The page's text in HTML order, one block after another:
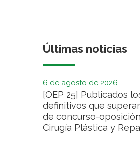
Últimas noticias
6 de agosto de 2026
[OEP 25] Publicados
definitivos que
de concurso-
Cirugía Plástica y